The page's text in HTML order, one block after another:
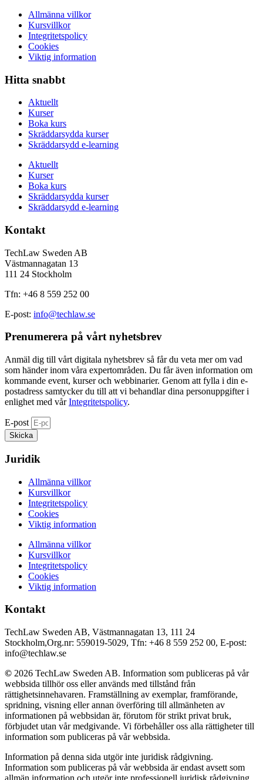
Allmänna villkor
Kursvillkor
Integritetspolicy
Cookies
Viktig information
Hitta snabbt
Aktuellt
Kurser
Boka kurs
Skräddarsydda kurser
Skräddarsydd e-learning
Aktuellt
Kurser
Boka kurs
Skräddarsydda kurser
Skräddarsydd e-learning
Kontakt
TechLaw Sweden AB
Västmannagatan 13
111 24 Stockholm
Tfn: +46 8 559 252 00
E-post: info@techlaw.se
Prenumerera på vårt nyhetsbrev​
Anmäl dig till vårt digitala nyhetsbrev så får du veta mer om vad
som händer inom våra expertområden. Du får även information om
kommande event, kurser och webbinarier. Genom att fylla i din e-
postadress samtycker du till att vi behandlar dina personuppgifter i
enlighet med vårIntegritetspolicy.
E-post
Skicka
Juridik
Allmänna villkor
Kursvillkor
Integritetspolicy
Cookies
Viktig information
Allmänna villkor
Kursvillkor
Integritetspolicy
Cookies
Viktig information
Kontakt
TechLaw Sweden AB, Västmannagatan 13, 111 24
Stockholm,Org.nr: 559019-5029, Tfn: +46 8 559 252 00, E-post:
info@techlaw.se
© 2026 TechLaw Sweden AB. Information som publiceras på vår
webbsida tillhör oss eller används med tillstånd från
rättighetsinnehavaren. Framställning av exemplar, framförande,
spridning, visning eller annan överföring till allmänheten av
informationen på webbsidan är, förutom för strikt privat bruk,
förbjudet utan vår medgivande. Vi förbehåller oss alla rättigheter till
information som publiceras på vår webbsida.
Information på denna sida utgör inte juridisk rådgivning.
Information som publiceras på vår webbsida är endast avsett som
allmän information och utgör inte professionell juridisk rådgivning.